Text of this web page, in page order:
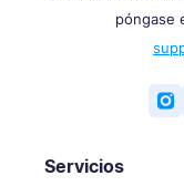
póngase
Servicios